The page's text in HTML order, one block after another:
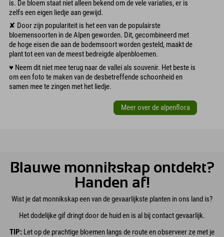
is. De bloem staat niet alleen bekend om de vele variaties, er is
zelfs een eigen liedje aan gewijd.
✘ Door zijn populariteit is het een van de populairste
bloemensoorten in de Alpen geworden. Dit, gecombineerd met
de hoge eisen die aan de bodemsoort worden gesteld, maakt de
plant tot een van de meest bedreigde alpenbloemen.
♥︎ Neem dit niet mee terug naar de vallei als souvenir. Het beste is
om een foto te maken van de desbetreffende schoonheid en
samen mee te zingen met het liedje.
Meer over de alpenflora
Blauwe monnikskap ontdekt?
Handen af!
Wist je dat monnikskap een van de gevaarlijkste planten in ons land is?
Het dodelijke gif dringt door de huid en is al bij contact gevaarlijk.
TIP: Let op de prachtige bloemen langs de route en observeer ze met je